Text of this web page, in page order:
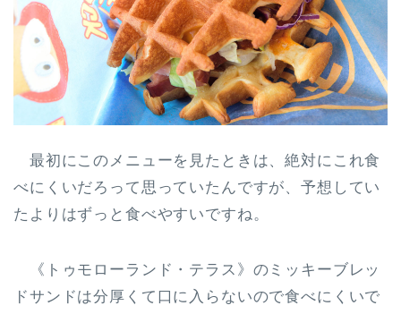
最初にこのメニューを見たときは、絶対にこれ食
べにくいだろって思っていたんですが、予想してい
たよりはずっと食べやすいですね。
《トゥモローランド・テラス》のミッキーブレッ
ドサンドは分厚くて口に入らないので食べにくいで